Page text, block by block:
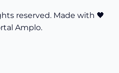
reserved. Made with 🖤
Amplo.